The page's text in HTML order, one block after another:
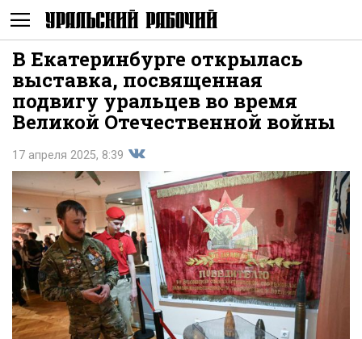
Не
показывать
В Екатеринбурге открылась
выставка, посвященная
подвигу уральцев во время
Великой Отечественной войны
17 апреля 2025, 8:39
Поделиться